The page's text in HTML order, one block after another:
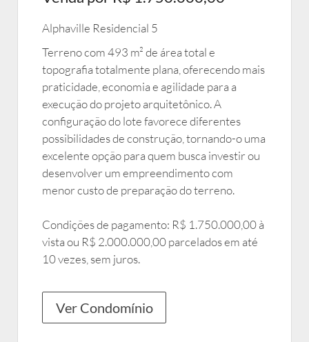
Alphaville Residencial 5
Terreno com 493 m² de área total e
topografia totalmente plana, oferecendo mais
praticidade, economia e agilidade para a
execução do projeto arquitetônico. A
configuração do lote favorece diferentes
possibilidades de construção, tornando-o uma
excelente opção para quem busca investir ou
desenvolver um empreendimento com
menor custo de preparação do terreno.
Condições de pagamento: R$ 1.750.000,00 à
vista ou R$ 2.000.000,00 parcelados em até
10 vezes, sem juros.
Ver Condomínio